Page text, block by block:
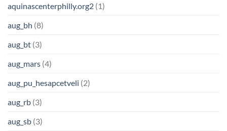
aquinascenterphilly.org2 (1)
aug_bh (8)
aug_bt (3)
aug_mars (4)
aug_pu_hesapcetveli (2)
aug_rb (3)
aug_sb (3)